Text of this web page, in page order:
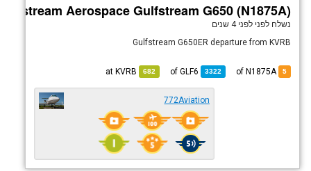
Aerospace Gulfstream G650 (N1875A)
נשלח לפנילפני 4 שנים
Gulfstream G650ER departure from KVRB
5
of N1875A
3322
GLF6
682
KVRB
772Aviation